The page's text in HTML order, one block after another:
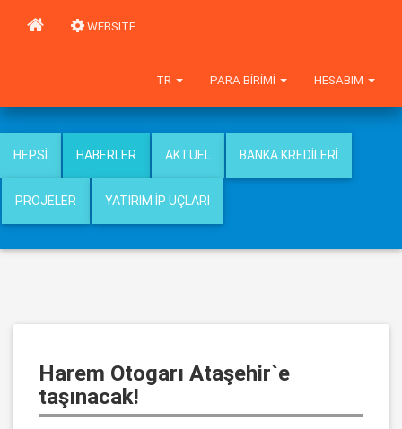
WEBSITE
HESABIM
PARA BIRIMI
TR
HEPSI HABERLER AKTUEL BANKA KREDILERI
PROJELER YATIRIM İP UÇLARI
Harem Otogarı Ataşehir`e
taşınacak!